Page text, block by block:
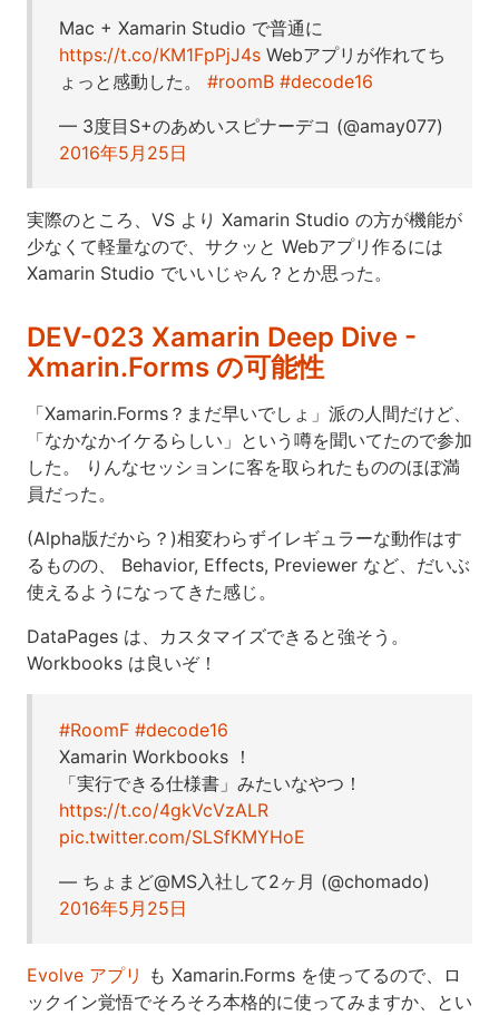
Mac + Xamarin Studio で普通に
https://t.co/KM1FpPjJ4s Webアプリが作れてち
ょっと感動した。 #roomB #decode16
— 3度目S+のあめいスピナーデコ (@amay077)
2016年5月25日
実際のところ、VS より Xamarin Studio の方が機能が
少なくて軽量なので、サクッと Webアプリ作るには
Xamarin Studio でいいじゃん？とか思った。
DEV-023 Xamarin Deep Dive -
Xmarin.Forms の可能性
「Xamarin.Forms？まだ早いでしょ」派の人間だけど、
「なかなかイケるらしい」という噂を聞いてたので参加
した。 りんなセッションに客を取られたもののほぼ満
員だった。
(Alpha版だから？)相変わらずイレギュラーな動作はす
るものの、 Behavior, Effects, Previewer など、だいぶ
使えるようになってきた感じ。
DataPages は、カスタマイズできると強そう。
Workbooks は良いぞ！
#RoomF #decode16
Xamarin Workbooks ！
「実行できる仕様書」みたいなやつ！
https://t.co/4gkVcVzALR
pic.twitter.com/SLSfKMYHoE
— ちょまど@MS入社して2ヶ月 (@chomado)
2016年5月25日
Evolve アプリ も Xamarin.Forms を使ってるので、ロ
ックイン覚悟でそろそろ本格的に使ってみますか、とい